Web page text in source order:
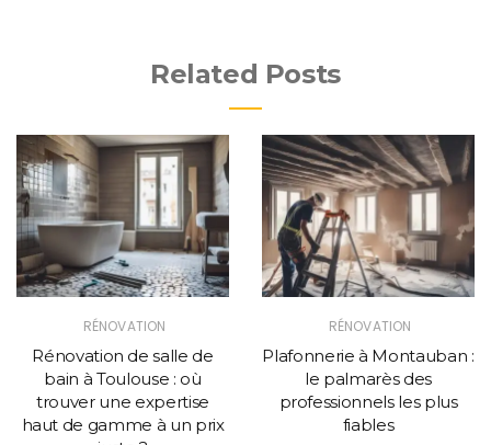
Related Posts
RÉNOVATION
Rénovation de salle de
bain à Toulouse : où
trouver une expertise
haut de gamme à un prix
RÉNOVATION
Plafonnerie à Montauban :
le palmarès des
professionnels les plus
fiables